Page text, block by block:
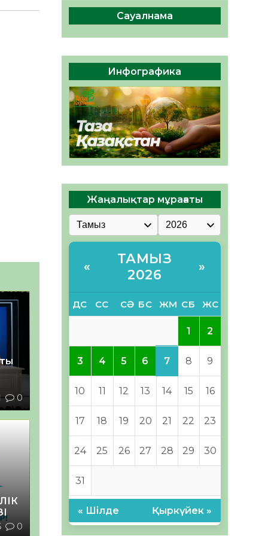
0
0
Руслан Рүстемұлы облыс
әкімінің кеңесшісі болып
тағайындалды
05.08.2026
38 0
Сауалнама
Инфографика
Жаңалықтар мұрағаты
«
ТАМЫЗ
2026
»
ДС СС СӘ БС ЖМ СБ ЖС
1 2
3 4 5 6 7 8 9
10 11 12 13 14 15 16
17 18 19 20 21 22 23
24 25 26 27 28 29 30
31
« Шілде Қыркүйек »